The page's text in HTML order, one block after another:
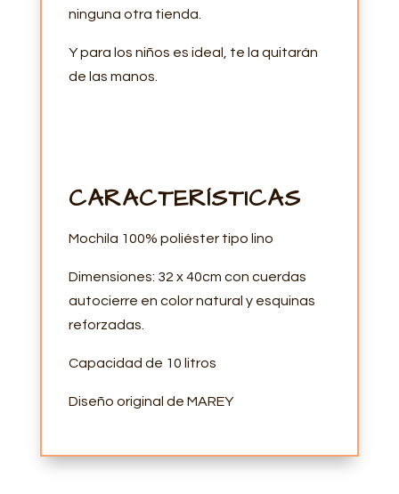
ninguna otra tienda.
Y para los niños es ideal, te la quitarán
de las manos.
CARACTERÍSTICAS
Mochila 100% poliéster tipo lino
Dimensiones: 32 x 40cm con cuerdas
autocierre en color natural y esquinas
reforzadas.
Capacidad de 10 litros
Diseño original de MAREY